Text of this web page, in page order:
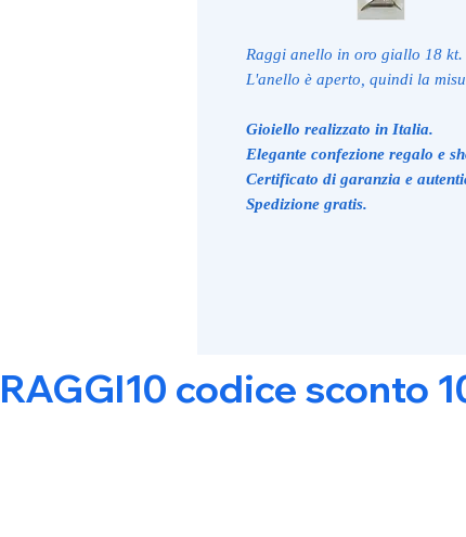
Raggi anello in oro giallo 18 kt.
L'anello è aperto, quindi la
Gioiello realizzato in Italia.
Elegante confezione regalo e
Certificato di garanzia e
Spedizione gratis.
RAGGI10 codice sconto